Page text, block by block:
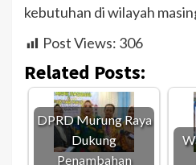
kebutuhan di wilayah
Post Views: 306
Related Posts:
DPRD Murung Raya
Dukung
Penambahan